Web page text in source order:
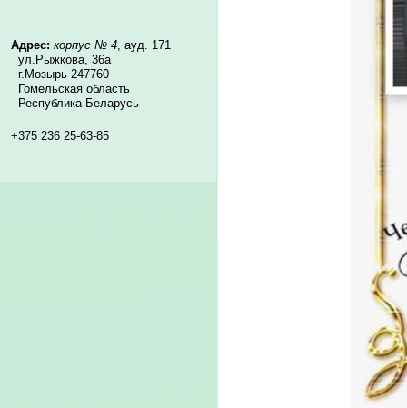
Адрес: корпус № 4, ауд. 171
ул.Рыжкова, 36а
г.Мозырь 247760
Гомельская область
Республика Беларусь
+375 236 25-63-85